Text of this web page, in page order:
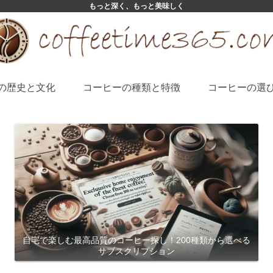
もっと深く、もっと美味しく
歴史と文化 コーヒーの種類と特徴 コーヒーの選
自宅で楽しむ最高品質のコーヒー探し！200種類から選べる
サブスクリプション